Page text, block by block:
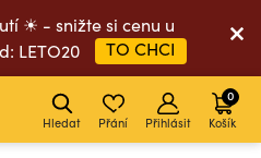
☀ - snižte si cenu u
LETO20
TO CHCI
Hledat Přání Přihlásit Košík
0